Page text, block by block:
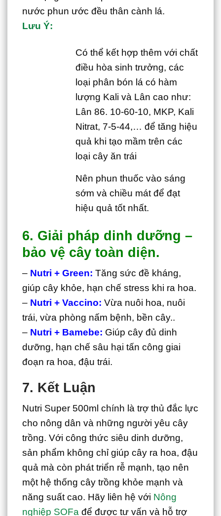
nước phun ước đều thân cành lá.
Lưu Ý:
Có thể kết hợp thêm với chất
điều hòa sinh trưởng, các
loại phân bón lá có hàm
lượng Kali và Lân cao như:
Lân 86. 10-60-10, MKP, Kali
Nitrat, 7-5-44,… để tăng hiệu
quả khi tạo mầm trên các
loại cây ăn trái
Nên phun thuốc vào sáng
sớm và chiều mát để đạt
hiệu quả tốt nhất.
6. Giải pháp dinh dưỡng –
bảo vệ cây toàn diện.
– Nutri + Green: Tăng sức đề kháng,
giúp cây khỏe, hạn chế stress khi ra hoa.
– Nutri + Vaccino: Vừa nuôi hoa, nuôi
trái, vừa phòng nấm bệnh, bền cây..
– Nutri + Bamebe: Giúp cây đủ dinh
dưỡng, hạn chế sâu hại tấn công giai
đoạn ra hoa, đậu trái.
7. Kết Luận
Nutri Super 500ml chính là trợ thủ đắc lực
cho nông dân và những người yêu cây
trồng. Với công thức siêu dinh dưỡng,
sản phẩm không chỉ giúp cây ra hoa, đậu
quả mà còn phát triển rễ mạnh, tạo nên
một hệ thống cây trồng khỏe mạnh và
năng suất cao. Hãy liên hệ với Nông
nghiệp SOFa để được tư vấn và hỗ trợ